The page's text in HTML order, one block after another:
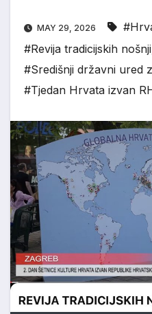
MAY 29, 2026
#Revija tradicijskih nošnji
#Središnji državni ured
#Tjedan Hrvata izvan